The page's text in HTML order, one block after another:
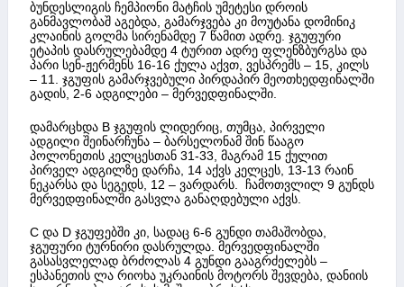
ბუნდესლიგის ჩემპიონი მატჩის უმეტესი დროის
განმავლობაშ აგებდა, გამარჯვება კი მოუტანა დომინიკ
კლაინის გოლმა სირენამდე 7 წამით ადრე. ჯგუფური
ეტაპის დასრულებამდე 4 ტურით ადრე ფლენზბურგსა და
პარი სენ-ჟერმენს 16-16 ქულა აქვთ, ვესპრემს – 15, კილს
– 11. ჯგუფის გამარჯვებული პირდაპირ მეოთხედფინალში
გადის, 2-6 ადგილები – მერვედფინალში.
დამარცხდა B ჯგუფის ლიდერიც, თუმცა, პირველი
ადგილი შეინარჩუნა – ბარსელონამ შინ წააგო
პოლონეთის კელცესთან 31-33, მაგრამ 15 ქულით
პირველ ადგილზე დარჩა, 14 აქვს კელცეს, 13-13 რაინ
ნეკარსა და სეგედს, 12 – ვარდარს. ჩამოთვლილ 9 გუნდს
მერვედფინალში გასვლა განაღდებული აქვს.
C და D ჯგუფებში კი, სადაც 6-6 გუნდი თამაშობდა,
ჯგუფური ტურნირი დასრულდა. მერვედფინალში
გასასვლელად ბრძოლას 4 გუნდი გააგრძელებს –
ესპანეთის ლა რიოხა უკრაინის მოტორს შევდება, დანიის